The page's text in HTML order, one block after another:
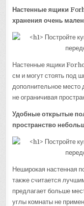
Настенные ящики
хранения очень
Настенные ящики
см и могут стоять под
дополнительное место
не ограничивая
Удобные открытые
пространство
Неширокая настенная
также считается
предлагает больше
углы комнаты не